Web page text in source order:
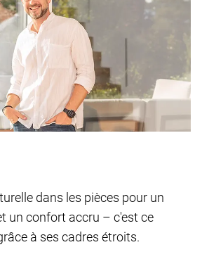
dans les pièces pour un
un confort accru – c'est ce
à ses cadres étroits.